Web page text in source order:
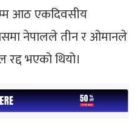
आठ एकदिवसीय
नेपालले तीन र ओमानले
भएको थियो।